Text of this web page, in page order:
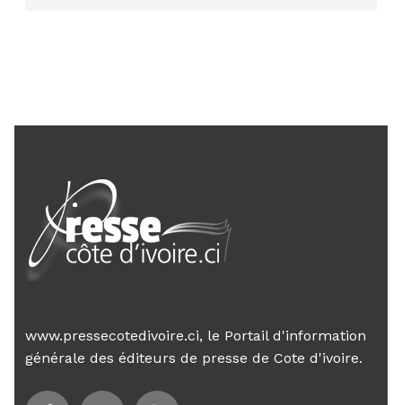
www.pressecotedivoire.ci, le Portail d'information
générale des éditeurs de presse de Cote d'ivoire.